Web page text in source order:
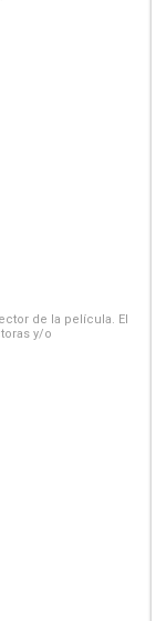
de la película. El
y/o